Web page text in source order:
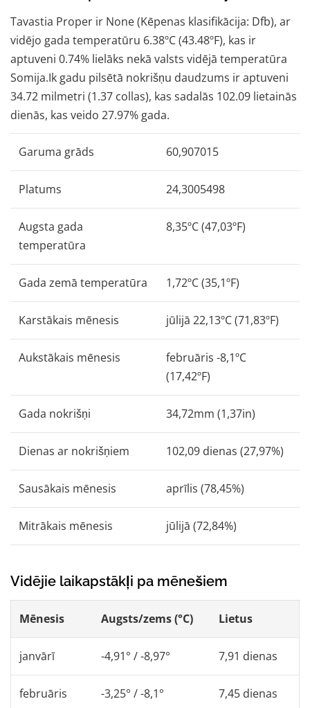
Tavastia Proper ir None (Kēpenas klasifikācija: Dfb), ar
vidējo gada temperatūru 6.38ºC (43.48ºF), kas ir
aptuveni 0.74% lielāks nekā valsts vidējā temperatūra
Somija.Ik gadu pilsētā nokrišņu daudzums ir aptuveni
34.72 milmetri (1.37 collas), kas sadalās 102.09 lietainās
dienās, kas veido 27.97% gada.
Garuma grāds 60,907015
Platums 24,3005498
Augsta gada
temperatūra
8,35ºC (47,03ºF)
Gada zemā temperatūra 1,72ºC (35,1ºF)
Karstākais mēnesis jūlijā 22,13ºC (71,83ºF)
Aukstākais mēnesis
februāris -8,1ºC
(17,42ºF)
Gada nokrišņi 34,72mm (1,37in)
Dienas ar nokrišņiem 102,09 dienas (27,97%)
Sausākais mēnesis aprīlis (78,45%)
Mitrākais mēnesis jūlijā (72,84%)
Vidējie laikapstākļi pa mēnešiem
Mēnesis Augsts/zems (°C) Lietus
janvārī -4,91° / -8,97° 7,91 dienas
februāris -3,25° / -8,1° 7,45 dienas